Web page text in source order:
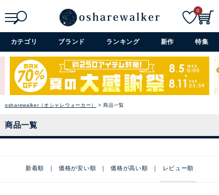
詳細検索+
0
カテゴリ ブランド ランキング 新作 特集
osharewalker（オシャレウォーカー） 商品一覧
商品一覧
新着順 価格が安い順 価格が高い順 レビュー順